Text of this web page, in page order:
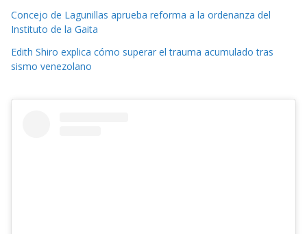
Concejo de Lagunillas aprueba reforma a la ordenanza del
Instituto de la Gaita
Edith Shiro explica cómo superar el trauma acumulado tras
sismo venezolano